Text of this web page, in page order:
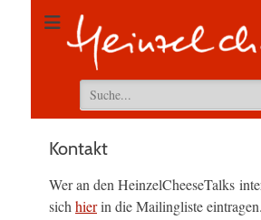
Suchen
nach:
Kontakt
Wer an den HeinzelCheeseTalks
sichhierin die Mailingliste eintragen.